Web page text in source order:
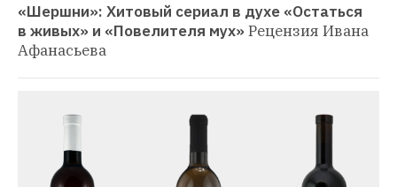
«Шершни»: Хитовый сериал в духе «Остаться
в живых» и «Повелителя мух» Рецензия Ивана
Афанасьева